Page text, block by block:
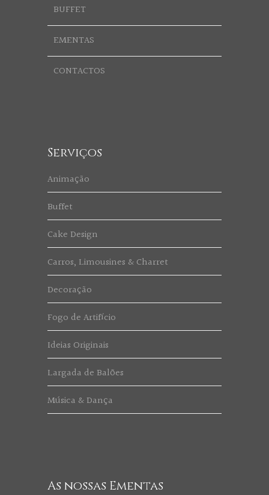
BUFFET
EMENTAS
CONTACTOS
Serviços
Animação
Buffet
Cake Design
Carros, Limousines & Charret
Decoração
Fogo de Artifício
Ideias Originais
Largada de Balões
Música & Dança
As nossas Ementas